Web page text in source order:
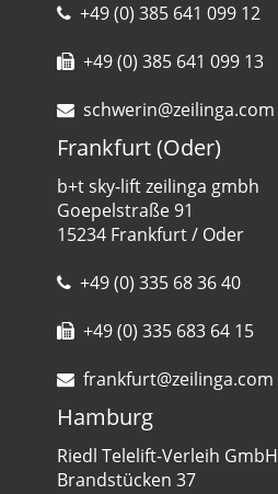
+49 (0) 385 641 099 12
+49 (0) 385 641 099 13
schwerin@zeilinga.com
Frankfurt (Oder)
b+t sky-lift zeilinga gmbh
Goepelstraße 91
15234 Frankfurt / Oder
+49 (0) 335 68 36 40
+49 (0) 335 683 64 15
frankfurt@zeilinga.com
Hamburg
Riedl Telelift-Verleih GmbH
Brandstücken 37